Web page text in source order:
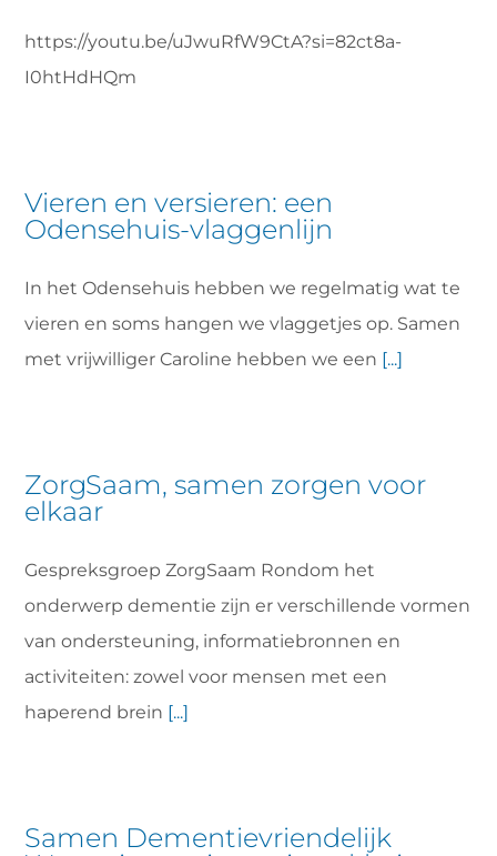
https://youtu.be/uJwuRfW9CtA?si=82ct8a-
I0htHdHQm
Vieren en versieren: een
Odensehuis-vlaggenlijn
In het Odensehuis hebben we regelmatig wat te
vieren en soms hangen we vlaggetjes op. Samen
met vrijwilliger Caroline hebben we een [...]
ZorgSaam, samen zorgen voor
elkaar
Gespreksgroep ZorgSaam Rondom het
onderwerp dementie zijn er verschillende vormen
van ondersteuning, informatiebronnen en
activiteiten: zowel voor mensen met een
haperend brein [...]
Samen Dementievriendelijk